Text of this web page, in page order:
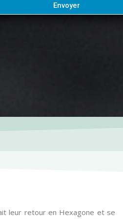
Envoyer
leur retour en Hexagone et se